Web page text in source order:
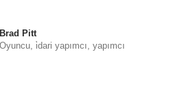
Brad Pitt
Oyuncu, i̇dari yapımcı, yapımcı